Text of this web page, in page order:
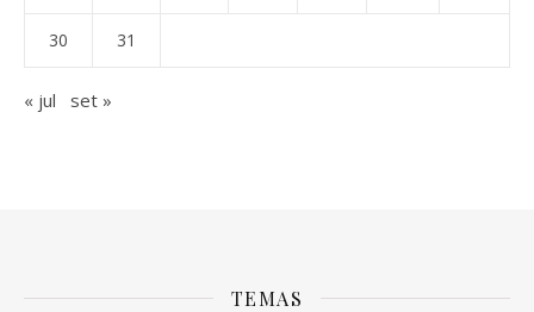
30 31
« jul set »
TEMAS